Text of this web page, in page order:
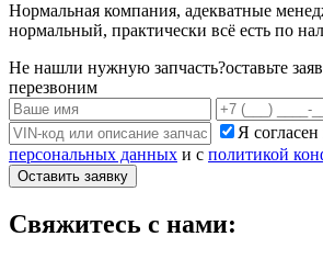
Нормальная компания, адекватные
нормальный, практически всё есть по
Не нашли нужную запчасть?оставьте
перезвоним
Я согласен
персональных данных и с политикой
Оставить заявку
Свяжитесь с нами: